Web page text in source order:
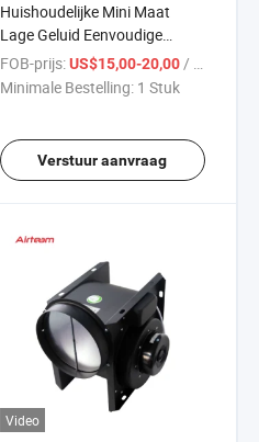
Huishoudelijke Mini Maat
Lage Geluid Eenvoudige
Installatie Lucht Extractie
Blazer Kanaal Ventilator
FOB-prijs: US$15,00-20,00/ Stuk
Minimale Bestelling: 1 Stuk
Verstuur aanvraag
Video